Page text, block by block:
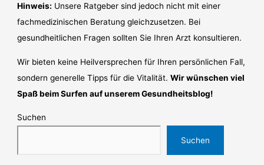
Hinweis: Unsere Ratgeber sind jedoch nicht mit einer
fachmedizinischen Beratung gleichzusetzen. Bei
gesundheitlichen Fragen sollten Sie Ihren Arzt konsultieren.
Wir bieten keine Heilversprechen für Ihren persönlichen Fall,
sondern generelle Tipps für die Vitalität.Wir wünschen viel
Spaß beim Surfen auf unserem Gesundheitsblog!
Suchen
Suchen